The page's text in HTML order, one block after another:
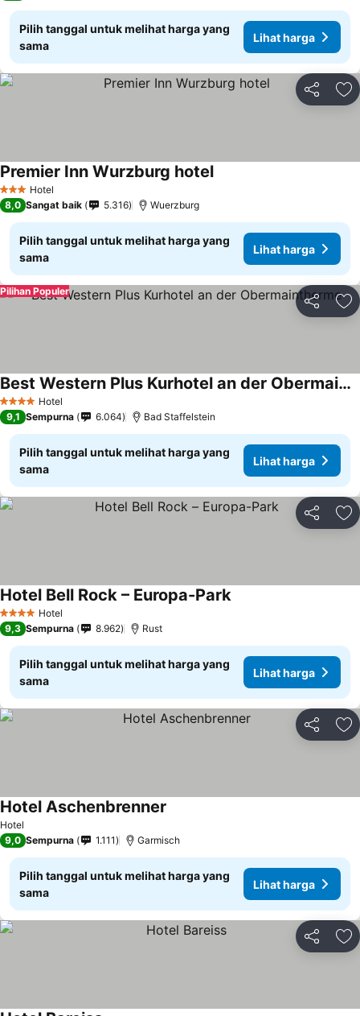
Pilih tanggal untuk melihat harga yang
sama
Lihat harga
Bagikan
3 BintangHotel
Premier Inn Wurzburg hotel
8,0 Sangat baik 5.316 Wuerzburg
Pilih tanggal untuk melihat harga yang
sama
Lihat harga
Bagikan
Pilihan Populer
4 BintangHotel
Best Western Plus Kurhotel an der Obermaintherme
9,1 Sempurna 6.064 Bad Staffelstein
Pilih tanggal untuk melihat harga yang
sama
Lihat harga
Bagikan
4 BintangHotel
Hotel Bell Rock – Europa-Park
9,3 Sempurna 8.962 Rust
Pilih tanggal untuk melihat harga yang
sama
Lihat harga
Bagikan
Hotel
Hotel Aschenbrenner
9,0 Sempurna 1.111 Garmisch
Pilih tanggal untuk melihat harga yang
sama
Lihat harga
Bagikan